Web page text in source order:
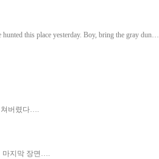
this place yesterday. Boy, bring the gray dun…
쳐버렸다….
마지막 장면….